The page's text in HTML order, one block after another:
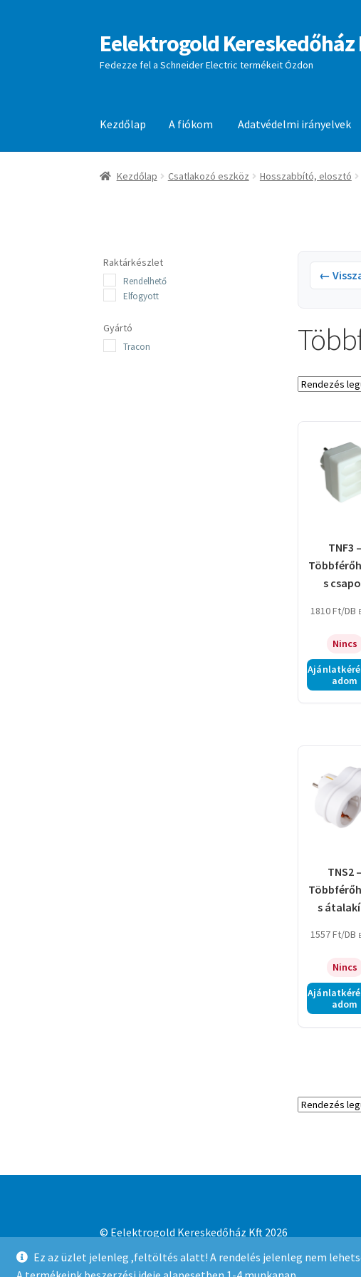
Ez az üzlet jelenleg ,feltöltés alatt! A rendelés jelenleg nem
Ugrás
a
navigációhoz
Kilépés
a
tartalomba
Eelektrogold
Fedezze fel a Schneider Electric termékeit Ózdon
Kezdőlap A fiókom Adatvédelmi irányelvek
Kezdőlap A fiókom Adatvédelmi irányelvek
Kezdőlap Csatlakozó eszköz Hosszabbító, elosztó
←
TNF3 –
s
1810Ft/DB
Nincs
adom
TNS2 –
s
fehér
1557Ft/DB
Nincs
adom
Raktárkészlet
Rendelhető
Elfogyott
Gyártó
Tracon
© Eelektrogold Kereskedőház Kft 2026
Adatvédelmi irányelvek
Built with WooCommerce